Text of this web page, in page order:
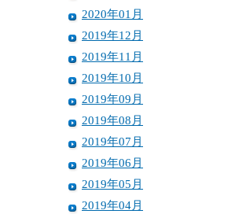
2020年01月
2019年12月
2019年11月
2019年10月
2019年09月
2019年08月
2019年07月
2019年06月
2019年05月
2019年04月